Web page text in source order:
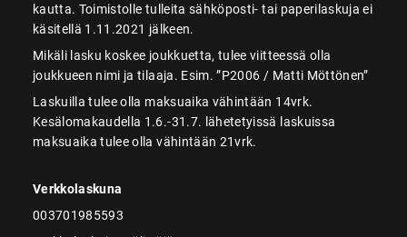
kautta. Toimistolle tulleita sähköposti- tai paperilaskuja ei
käsitellä 1.11.2021 jälkeen.
Mikäli lasku koskee joukkuetta, tulee viitteessä olla
joukkueen nimi ja tilaaja. Esim. ”P2006 / Matti Möttönen”
Laskuilla tulee olla maksuaika vähintään 14vrk.
Kesälomakaudella 1.6.-31.7. lähetetyissä laskuissa
maksuaika tulee olla vähintään 21vrk.
Verkkolaskuna
003701985593